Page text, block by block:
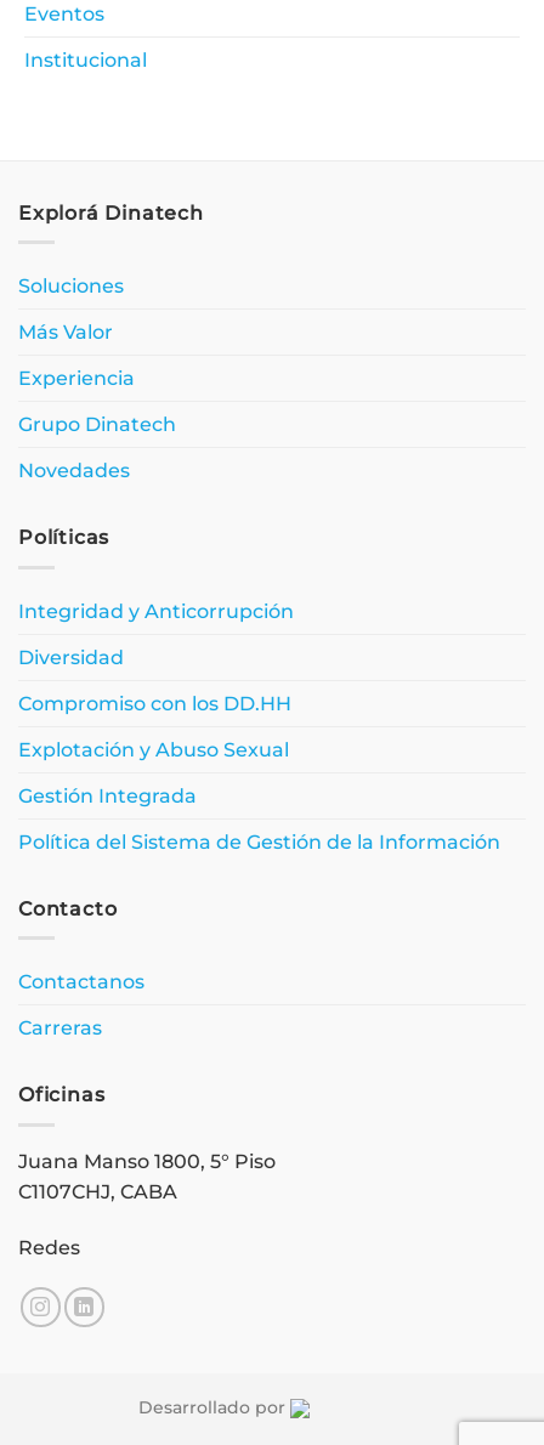
Eventos
Institucional
Explorá Dinatech
Soluciones
Más Valor
Experiencia
Grupo Dinatech
Novedades
Políticas
Integridad y Anticorrupción
Diversidad
Compromiso con los DD.HH
Explotación y Abuso Sexual
Gestión Integrada
Política del Sistema de Gestión de la Información
Contacto
Contactanos
Carreras
Oficinas
Juana Manso 1800, 5° Piso
C1107CHJ, CABA
Redes
Desarrollado por